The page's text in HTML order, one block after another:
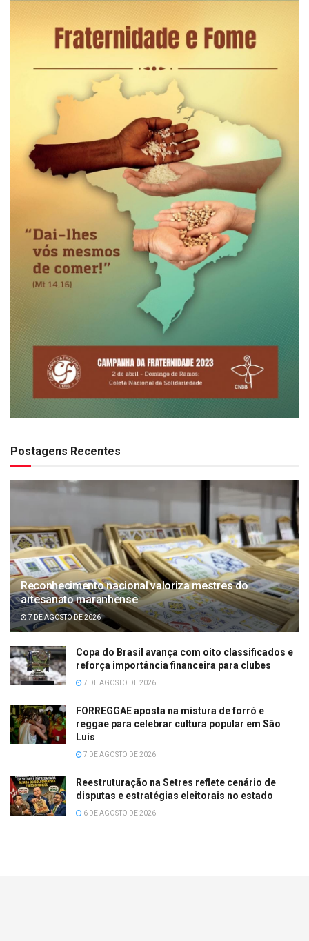
Postagens Recentes
Reconhecimento nacional valoriza mestres do
artesanato maranhense
7 DE AGOSTO DE 2026
Copa do Brasil avança com oito classificados e
reforça importância financeira para clubes
7 DE AGOSTO DE 2026
FORREGGAE aposta na mistura de forró e
reggae para celebrar cultura popular em São
Luís
7 DE AGOSTO DE 2026
Reestruturação na Setres reflete cenário de
disputas e estratégias eleitorais no estado
6 DE AGOSTO DE 2026